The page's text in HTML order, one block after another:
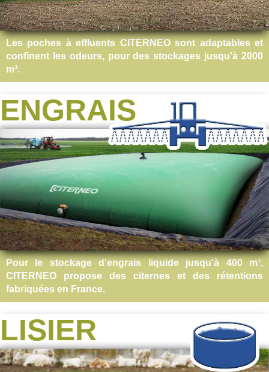
Les poches à effluents CITERNEO sont adaptables et
confinent les odeurs, pour des stockages jusqu'à 2000
m³.
ENGRAIS
Pour le stockage d'engrais liquide jusqu'à 400 m³,
CITERNEO propose des citernes et des rétentions
fabriquées en France.
LISIER